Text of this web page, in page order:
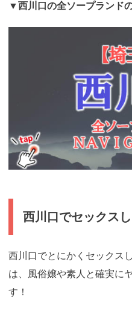
▼西川口の全ソープランド
西川口でセックスし
西川口でとにかくセックス
は、風俗嬢や素人と確実に
す！